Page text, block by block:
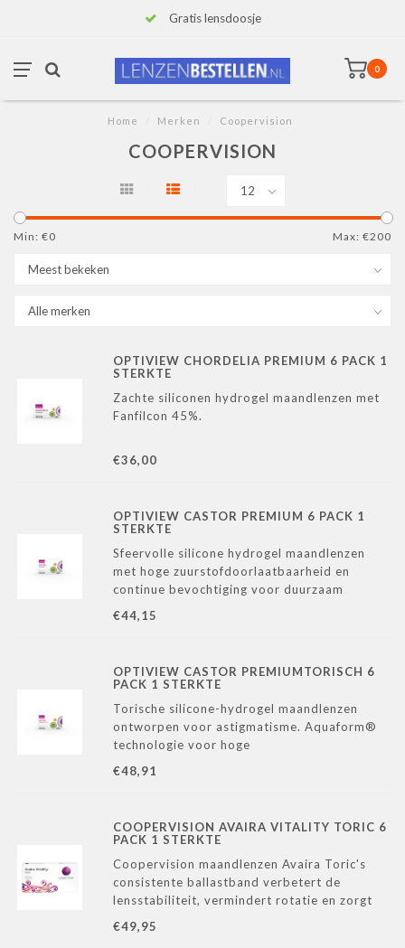
Gratis lensdoosje
0
Home Merken Coopervision
COOPERVISION
Min: €0 Max: €200
OPTIVIEW CHORDELIA PREMIUM 6 PACK 1
STERKTE
Zachte siliconen hydrogel maandlenzen met
Fanfilcon 45%.
€36,00
OPTIVIEW CASTOR PREMIUM 6 PACK 1
STERKTE
Sfeervolle silicone hydrogel maandlenzen
met hoge zuurstofdoorlaatbaarheid en
continue bevochtiging voor duurzaam
€44,15
OPTIVIEW CASTOR PREMIUMTORISCH 6
PACK 1 STERKTE
Torische silicone-hydrogel maandlenzen
ontworpen voor astigmatisme. Aquaform®
technologie voor hoge
draagcomfort
€48,91
COOPERVISION AVAIRA VITALITY TORIC 6
PACK 1 STERKTE
Coopervision maandlenzen Avaira Toric's
consistente ballastband verbetert de
lensstabiliteit, vermindert rotatie en zorgt
van de lenssterkte.
€49,95